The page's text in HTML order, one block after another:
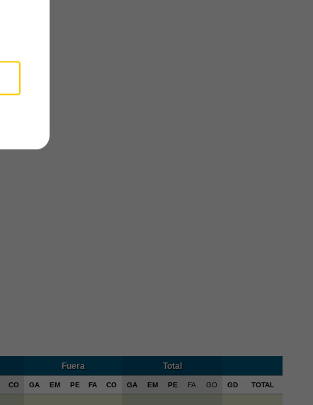
Fuera Total
CO GA EM PE FA CO GA EM PE FA GO GD TOTAL